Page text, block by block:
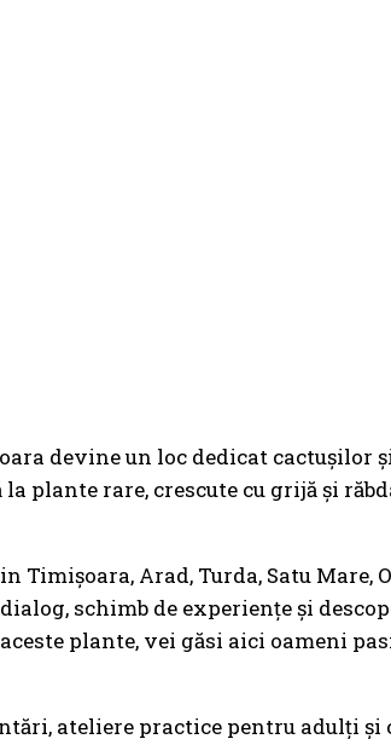
devine un loc dedicat cactușilor
plante rare, crescute cu grijă și
Timișoara, Arad, Turda, Satu Mare,
schimb de experiențe și
plante, vei găsi aici oameni
ateliere practice pentru adulți